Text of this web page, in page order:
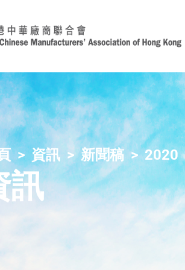
資訊 新聞稿 2020
訊